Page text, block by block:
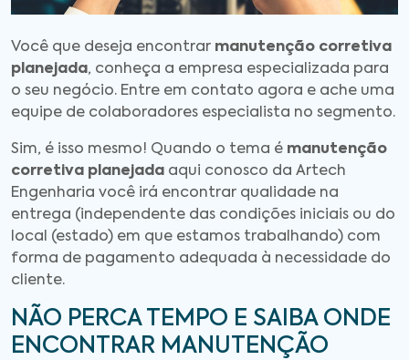
Você que deseja encontrar manutenção corretiva
planejada, conheça a empresa especializada para
o seu negócio. Entre em contato agora e ache uma
equipe de colaboradores especialista no segmento.
Sim, é isso mesmo! Quando o tema é manutenção
corretiva planejada aqui conosco da Artech
Engenharia você irá encontrar qualidade na
entrega (independente das condições iniciais ou do
local (estado) em que estamos trabalhando) com
forma de pagamento adequada à necessidade do
cliente.
NÃO PERCA TEMPO E SAIBA ONDE
ENCONTRAR MANUTENÇÃO